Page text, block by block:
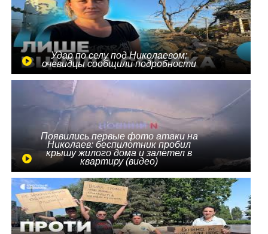
Удар по селу под Николаевом:
очевидцы сообщили подробности
Появились первые фото атаки на
Николаев: беспилотник пробил
крышу жилого дома и залетел в
квартиру (видео)